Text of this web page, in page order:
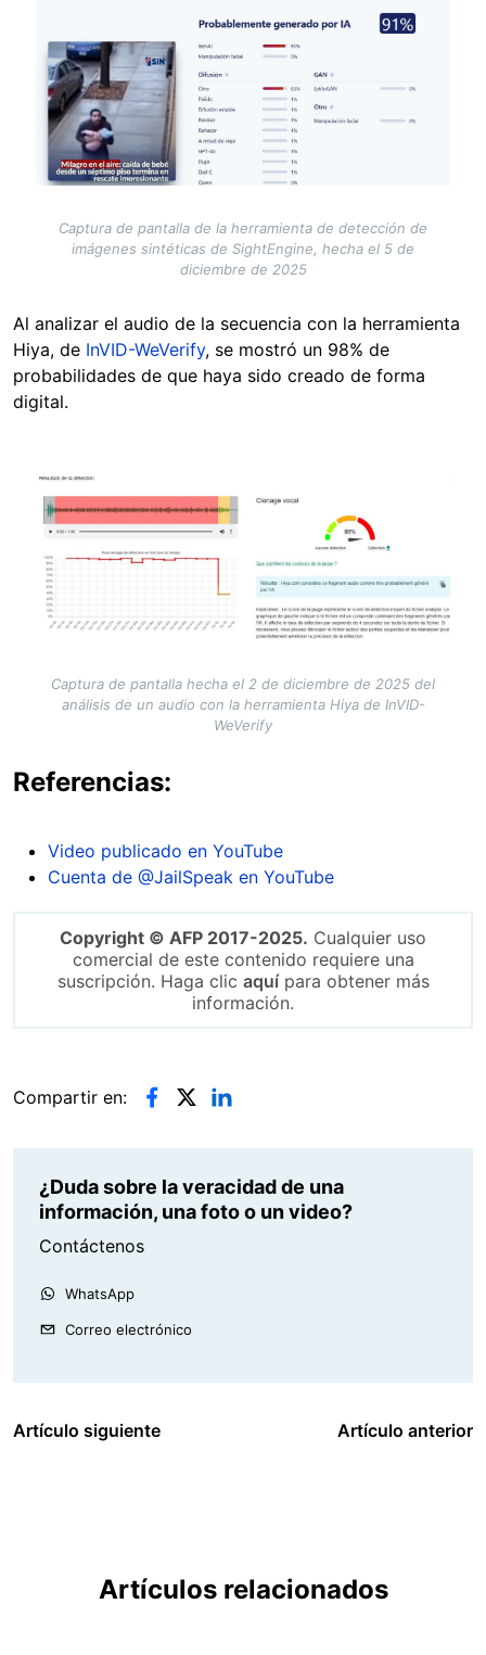
Captura de pantalla de la herramienta de detección de
imágenes sintéticas de SightEngine, hecha el 5 de
diciembre de 2025
Al analizar el audio de la secuencia con la herramienta
Hiya, de InVID-WeVerify, se mostró un 98% de
probabilidades de que haya sido creado de forma
digital.
Image
Captura de pantalla hecha el 2 de diciembre de 2025 del
análisis de un audio con la herramienta Hiya de InVID-
WeVerify
Referencias:
Video publicado en YouTube
Cuenta de @JailSpeak en YouTube
Copyright © AFP 2017-2025. Cualquier uso
comercial de este contenido requiere una
suscripción. Haga clic aquípara obtener más
información.
Compartir en:
¿Duda sobre la veracidad de una
información, una foto o un video?
Contáctenos
WhatsApp
Correo electrónico
Artículo siguiente Artículo anterior
Artículos relacionados